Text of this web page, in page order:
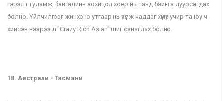
гэрэлт гудамж, байгалийн зохицол хоёр нь танд байнга дуурсагдах
болно. Үйлчилгээг жинхэнэ утгаар нь үзүүлж чаддаг хүмүүс учир та юу ч
хийсэн нээрээ л "Crazy Rich Asian" шиг санагдах болно.
18. Австрали - Тасмани